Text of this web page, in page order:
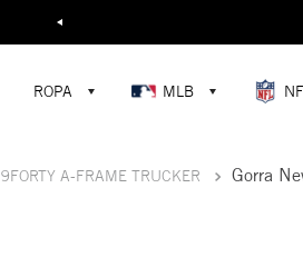
Buscar... ¡Descubre
ROPA MLB
9FORTY A-FRAME TRUCKER Gorra